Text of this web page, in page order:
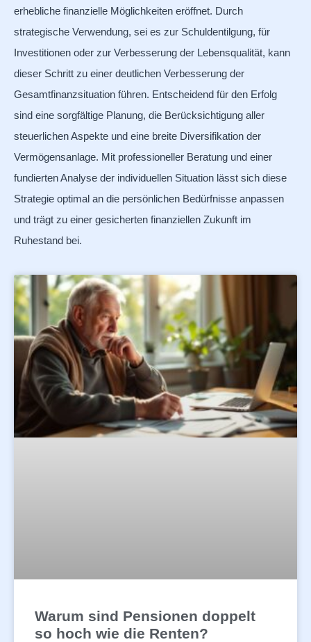
Warum sind Pensionen doppelt
so hoch wie die Renten?
erhebliche finanzielle Möglichkeiten eröffnet. Durch
strategische Verwendung, sei es zur Schuldentilgung, für
Investitionen oder zur Verbesserung der Lebensqualität, kann
dieser Schritt zu einer deutlichen Verbesserung der
Gesamtfinanzsituation führen. Entscheidend für den Erfolg
sind eine sorgfältige Planung, die Berücksichtigung aller
steuerlichen Aspekte und eine breite Diversifikation der
Vermögensanlage. Mit professioneller Beratung und einer
fundierten Analyse der individuellen Situation lässt sich diese
Strategie optimal an die persönlichen Bedürfnisse anpassen
und trägt zu einer gesicherten finanziellen Zukunft im
Ruhestand bei.